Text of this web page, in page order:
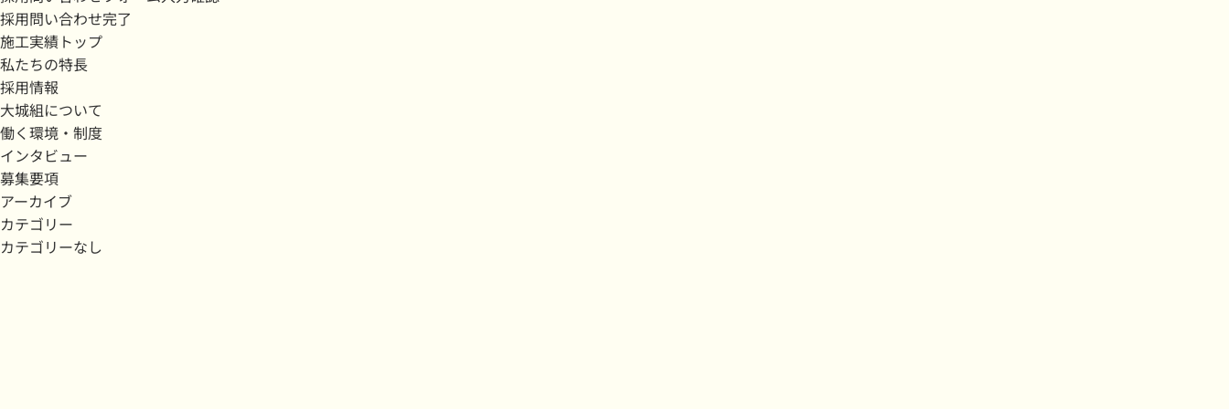
採用問い合わせ完了
施工実績トップ
私たちの特長
採用情報
大城組について
働く環境・制度
インタビュー
募集要項
アーカイブ
カテゴリー
カテゴリーなし